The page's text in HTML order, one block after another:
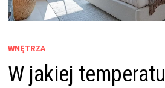
WNĘTRZA
W jakiej